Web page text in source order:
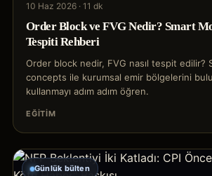
10 Haz 2026 · 11 dk
Order Block ve FVG Nedir? Smart
Tespiti Rehberi
Order block nedir, FVG nasıl tespit edilir?
concepts ile kurumsal emir bölgelerini
kullanmayı adım adım öğren.
EĞITIM
Günlük bülten